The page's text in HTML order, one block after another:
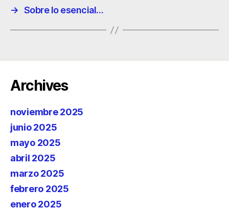
→ Sobre lo esencial…
Archives
noviembre 2025
junio 2025
mayo 2025
abril 2025
marzo 2025
febrero 2025
enero 2025